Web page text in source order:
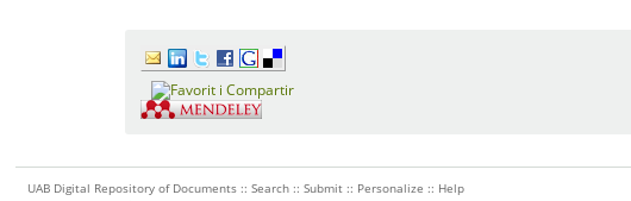
UAB Digital Repository of Documents ::Search ::Submit :: Personalize :: Help